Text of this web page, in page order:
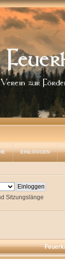
EINLOGGEN
Sitzungslänge